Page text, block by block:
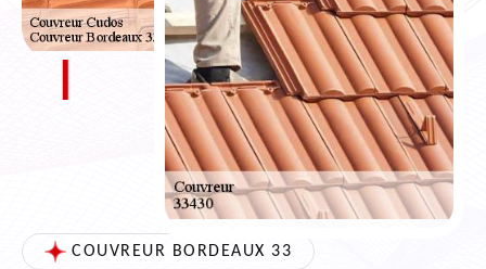
COUVREUR BORDEAUX 33